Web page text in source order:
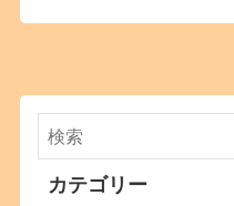
カテゴリー